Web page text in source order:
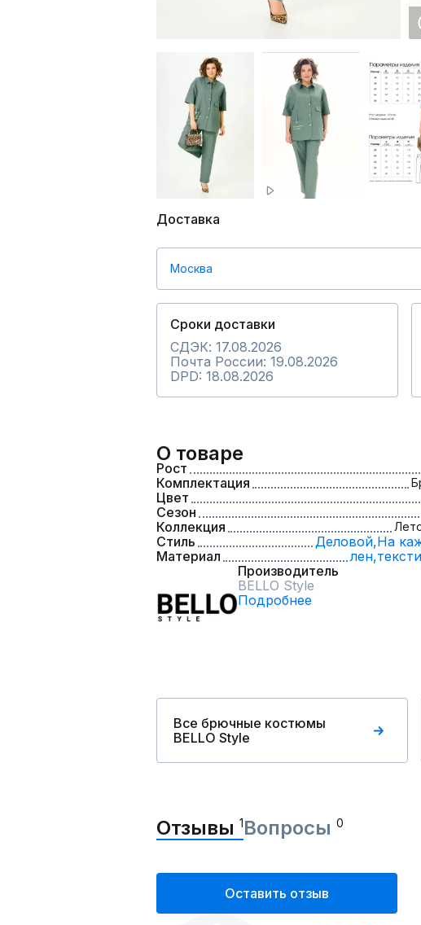
Доставка
Москва
Сроки доставки
СДЭК: 17.08.2026
Почта России: 19.08.2026
DPD: 18.08.2026
О товаре
Рост
Комплектация
Цвет
Сезон
Коллекция
Стиль Деловой,На
Материал
лен,
Производитель
BELLO Style
Подробнее
Все брючные костюмы
BELLO Style
Отзывы 1Вопросы 0
Оставить отзыв